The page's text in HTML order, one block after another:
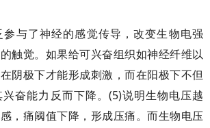
与了神经的感觉传导，改变生物电强
触觉。如果给可兴奋组织如神经纤维以
阴极下才能形成刺激，而在阳极下不但
奋能力反而下降。(5)说明生物电压越
，痛阈值下降，形成压痛。而生物电压